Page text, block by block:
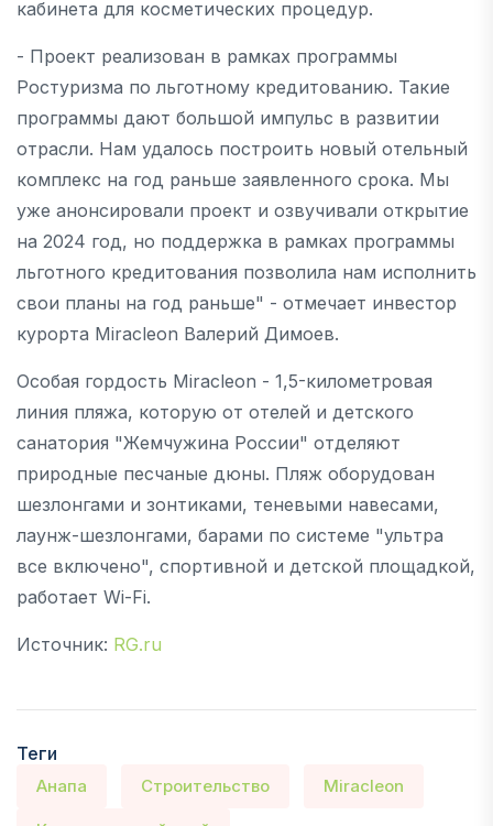
кабинета для косметических процедур.
- Проект реализован в рамках программы
Ростуризма по льготному кредитованию. Такие
программы дают большой импульс в развитии
отрасли. Нам удалось построить новый отельный
комплекс на год раньше заявленного срока. Мы
уже анонсировали проект и озвучивали открытие
на 2024 год, но поддержка в рамках программы
льготного кредитования позволила нам исполнить
свои планы на год раньше" - отмечает инвестор
курорта Miracleon Валерий Димоев.
Особая гордость Miracleon - 1,5-километровая
линия пляжа, которую от отелей и детского
санатория "Жемчужина России" отделяют
природные песчаные дюны. Пляж оборудован
шезлонгами и зонтиками, теневыми навесами,
лаунж-шезлонгами, барами по системе "ультра
все включено", спортивной и детской площадкой,
работает Wi-Fi.
Источник: RG.ru
Теги
Анапа Строительство Miracleon